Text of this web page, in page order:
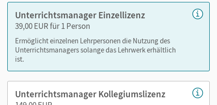
interaktive Tafelbilder
Lösungen
Selbsteinschätzungsbögen als PDF
Arbeitsblätter als PDF
Kopiervorlagen
Leistungsmessung
Unterrichtsmanager Einzellizenz
39,00 EUR für 1 Person
Ermöglicht einzelnen Lehrpersonen die Nutzung des
Unterrichtsmanagers solange das Lehrwerk erhältlich
ist.
Unterrichtsmanager Kollegiumslizenz